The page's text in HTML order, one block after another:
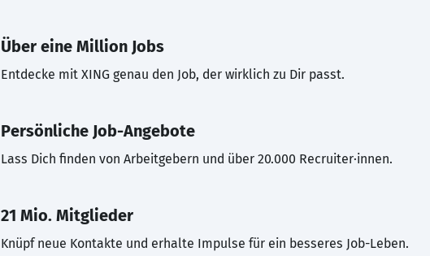
Über eine Million Jobs
Entdecke mit XING genau den Job, der wirklich zu Dir passt.
Persönliche Job-Angebote
Lass Dich finden von Arbeitgebern und über 20.000 Recruiter·innen.
21 Mio. Mitglieder
Knüpf neue Kontakte und erhalte Impulse für ein besseres Job-Leben.